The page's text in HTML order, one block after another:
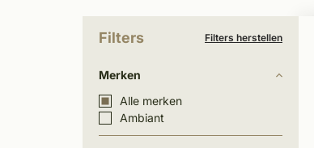
Filters Filters herstellen
Merken
Alle merken
Ambiant